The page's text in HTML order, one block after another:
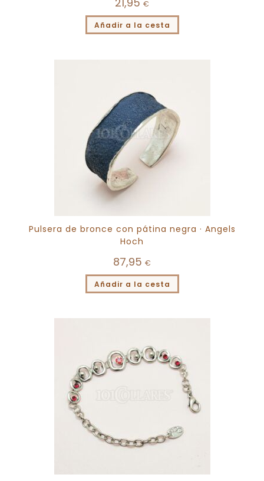
€
Añadir a la cesta
Pulsera de bronce con pátina negra · Angels
Hoch
87,95 €
Añadir a la cesta